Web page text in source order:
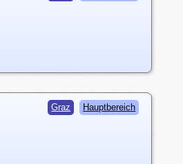
Graz Hauptbereich